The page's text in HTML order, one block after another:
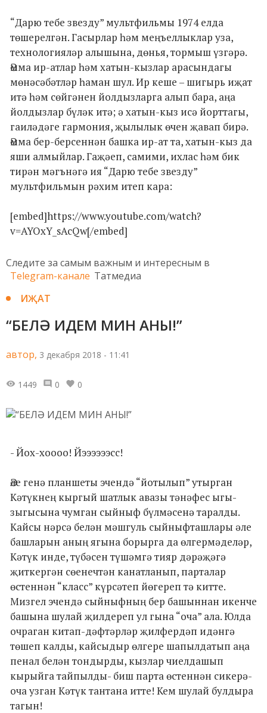
“Дарю тебе звезду” мультфильмы 1974 елда
төшерелгән. Гасырлар һәм меңъеллыклар уза,
технологияләр алышына, дөнья, тормыш үзгәрә.
Әмма ир-атлар һәм хатын-кызлар арасындагы
мөнәсәбәтләр һаман шул. Ир кеше – шигырь иҗат
итә һәм сөйгәнен йолдызларга алып бара, аңа
йолдызлар бүләк итә; ә хатын-кыз исә йорттагы,
гаиләдәге гармония, җылылык өчен җавап бирә.
Әмма бер-берсеннән башка ир-ат та, хатын-кыз да
яши алмыйлар. Гаҗәеп, самими, ихлас һәм бик
тирән мәгънәгә ия “Дарю тебе звезду”
мультфильмын рәхим итеп кара:
[embed]https://www.youtube.com/watch?
v=AYOxY_sAcQw[/embed]
Следите за самым важным и интересным в
Telegram-канале Татмедиа
ИҖАТ
“БЕЛӘ ИДЕМ МИН АНЫ!”
автор, 3 декабря 2018 - 11:41
1449 0 0
- Йох-хоооо! Йээээээсс!
Әле генә планшеты эчендә “йотылып” утырган
Кәтүкнең кыргый шатлык авазы тәнәфес ыгы-
зыгысына чумган сыйныф бүлмәсенә таралды.
Кайсы нәрсә белән мәшгуль сыйныфташлары әле
башларын аның ягына борырга да өлгермәделәр,
Кәтүк инде, түбәсен түшәмгә тияр дәрәҗәгә
җиткергән сөенечтән канатланып, парталар
өстеннән “класс” күрсәтеп йөгереп тә китте.
Мизгел эчендә сыйныфның бер башыннан икенче
башына шулай җилдереп ул гына “оча” ала. Юлда
очраган китап-дәфтәрләр җилфердәп идәнгә
төшеп калды, кайсыдыр өлгере шапылдатып аңа
пенал белән тондырды, кызлар чиелдашып
кырыйга тайпылды- биш парта өстеннән сикерә-
оча узган Кәтүк тантана итте! Кем шулай булдыра
тагын!